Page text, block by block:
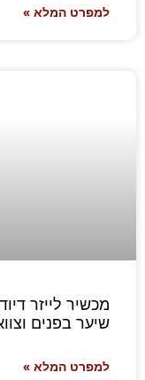
למפרט המלא »
שיער בפנים
למפרט המלא »